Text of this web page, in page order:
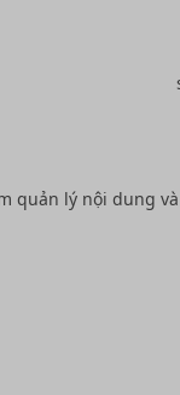
quản lý nội dung